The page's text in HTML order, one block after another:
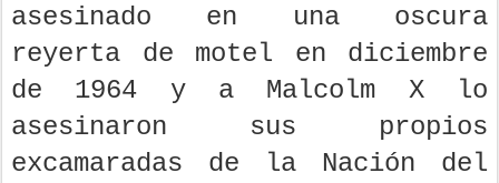
asesinado en una oscura
reyerta de motel en diciembre
de 1964 y a Malcolm X lo
asesinaron sus propios
excamaradas de la Nación del